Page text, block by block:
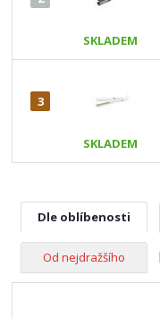
SKLADEM
3
SKLADEM
Dle oblíbenosti
Od nejdražšího